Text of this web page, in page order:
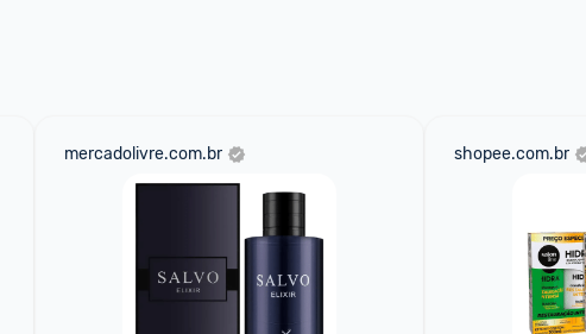
mercadolivre.com.br shopee.com.br